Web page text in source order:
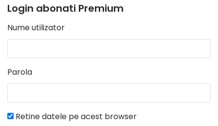
Login abonati Premium
Nume utilizator
Parola
Retine datele pe acest browser